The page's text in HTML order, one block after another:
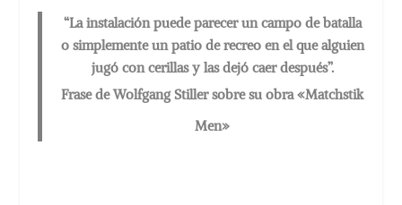
“La instalación puede parecer un campo de batalla
o simplemente un patio de recreo en el que alguien
jugó con cerillas y las dejó caer después”.
Frase de Wolfgang Stiller sobre su obra «Matchstik
Men»